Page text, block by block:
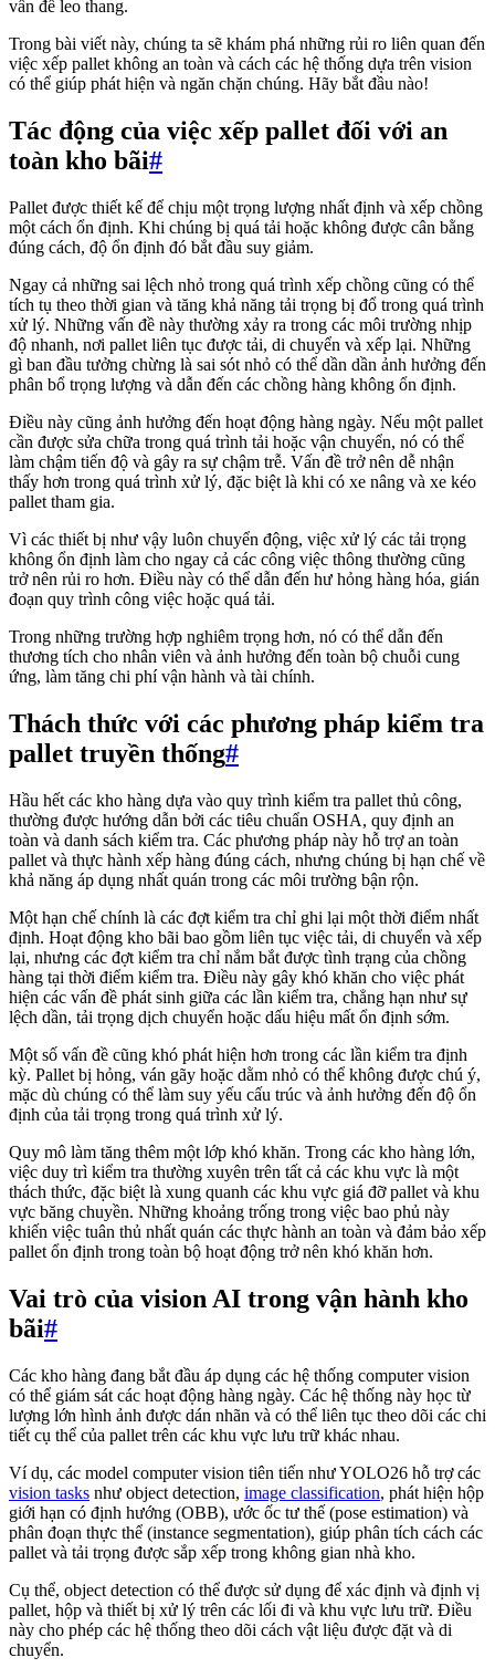
vấn đề leo thang.
Trong bài viết này, chúng ta sẽ khám phá những rủi ro liên quan đến
việc xếp pallet không an toàn và cách các hệ thống dựa trên vision
có thể giúp phát hiện và ngăn chặn chúng. Hãy bắt đầu nào!
Tác động của việc xếp pallet đối với an
toàn kho bãi#
Pallet được thiết kế để chịu một trọng lượng nhất định và xếp chồng
một cách ổn định. Khi chúng bị quá tải hoặc không được cân bằng
đúng cách, độ ổn định đó bắt đầu suy giảm.
Ngay cả những sai lệch nhỏ trong quá trình xếp chồng cũng có thể
tích tụ theo thời gian và tăng khả năng tải trọng bị đổ trong quá trình
xử lý. Những vấn đề này thường xảy ra trong các môi trường nhịp
độ nhanh, nơi pallet liên tục được tải, di chuyển và xếp lại. Những
gì ban đầu tưởng chừng là sai sót nhỏ có thể dần dần ảnh hưởng đến
phân bổ trọng lượng và dẫn đến các chồng hàng không ổn định.
Điều này cũng ảnh hưởng đến hoạt động hàng ngày. Nếu một pallet
cần được sửa chữa trong quá trình tải hoặc vận chuyển, nó có thể
làm chậm tiến độ và gây ra sự chậm trễ. Vấn đề trở nên dễ nhận
thấy hơn trong quá trình xử lý, đặc biệt là khi có xe nâng và xe kéo
pallet tham gia.
Vì các thiết bị như vậy luôn chuyển động, việc xử lý các tải trọng
không ổn định làm cho ngay cả các công việc thông thường cũng
trở nên rủi ro hơn. Điều này có thể dẫn đến hư hỏng hàng hóa, gián
đoạn quy trình công việc hoặc quá tải.
Trong những trường hợp nghiêm trọng hơn, nó có thể dẫn đến
thương tích cho nhân viên và ảnh hưởng đến toàn bộ chuỗi cung
ứng, làm tăng chi phí vận hành và tài chính.
Thách thức với các phương pháp kiểm tra
pallet truyền thống#
Hầu hết các kho hàng dựa vào quy trình kiểm tra pallet thủ công,
thường được hướng dẫn bởi các tiêu chuẩn OSHA, quy định an
toàn và danh sách kiểm tra. Các phương pháp này hỗ trợ an toàn
pallet và thực hành xếp hàng đúng cách, nhưng chúng bị hạn chế về
khả năng áp dụng nhất quán trong các môi trường bận rộn.
Một hạn chế chính là các đợt kiểm tra chỉ ghi lại một thời điểm nhất
định. Hoạt động kho bãi bao gồm liên tục việc tải, di chuyển và xếp
lại, nhưng các đợt kiểm tra chỉ nắm bắt được tình trạng của chồng
hàng tại thời điểm kiểm tra. Điều này gây khó khăn cho việc phát
hiện các vấn đề phát sinh giữa các lần kiểm tra, chẳng hạn như sự
lệch dần, tải trọng dịch chuyển hoặc dấu hiệu mất ổn định sớm.
Một số vấn đề cũng khó phát hiện hơn trong các lần kiểm tra định
kỳ. Pallet bị hỏng, ván gãy hoặc dằm nhỏ có thể không được chú ý,
mặc dù chúng có thể làm suy yếu cấu trúc và ảnh hưởng đến độ ổn
định của tải trọng trong quá trình xử lý.
Quy mô làm tăng thêm một lớp khó khăn. Trong các kho hàng lớn,
việc duy trì kiểm tra thường xuyên trên tất cả các khu vực là một
thách thức, đặc biệt là xung quanh các khu vực giá đỡ pallet và khu
vực băng chuyền. Những khoảng trống trong việc bao phủ này
khiến việc tuân thủ nhất quán các thực hành an toàn và đảm bảo xếp
pallet ổn định trong toàn bộ hoạt động trở nên khó khăn hơn.
Vai trò của vision AI trong vận hành kho
bãi#
Các kho hàng đang bắt đầu áp dụng các hệ thống computer vision
có thể giám sát các hoạt động hàng ngày. Các hệ thống này học từ
lượng lớn hình ảnh được dán nhãn và có thể liên tục theo dõi các chi
tiết cụ thể của pallet trên các khu vực lưu trữ khác nhau.
Ví dụ, các model computer vision tiên tiến như YOLO26 hỗ trợ các
vision tasks như object detection, image classification, phát hiện hộp
giới hạn có định hướng (OBB), ước ốc tư thế (pose estimation) và
phân đoạn thực thể (instance segmentation), giúp phân tích cách các
pallet và tải trọng được sắp xếp trong không gian nhà kho.
Cụ thể, object detection có thể được sử dụng để xác định và định vị
pallet, hộp và thiết bị xử lý trên các lối đi và khu vực lưu trữ. Điều
này cho phép các hệ thống theo dõi cách vật liệu được đặt và di
chuyển.